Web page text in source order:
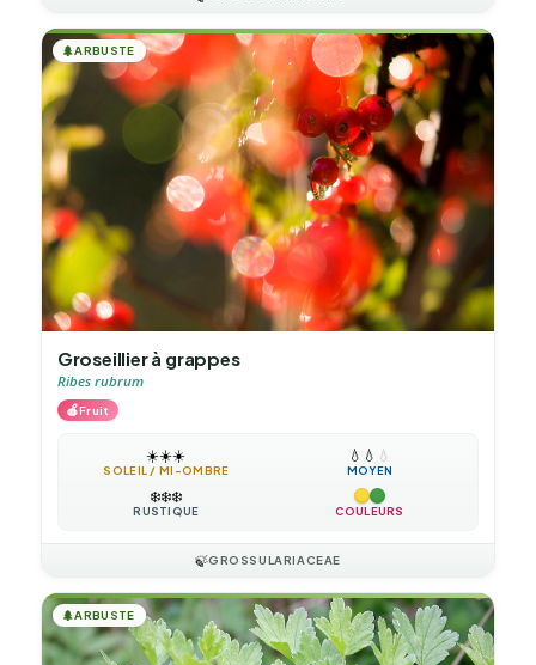
🌲ARBUSTE
Groseillier à grappes
Ribes rubrum
🍎Fruit
☀️☀️☀️
SOLEIL / MI-OMBRE
💧 💧 💧
MOYEN
❄️❄️❄️
RUSTIQUE COULEURS
🍃GROSSULARIACEAE
🌲ARBUSTE